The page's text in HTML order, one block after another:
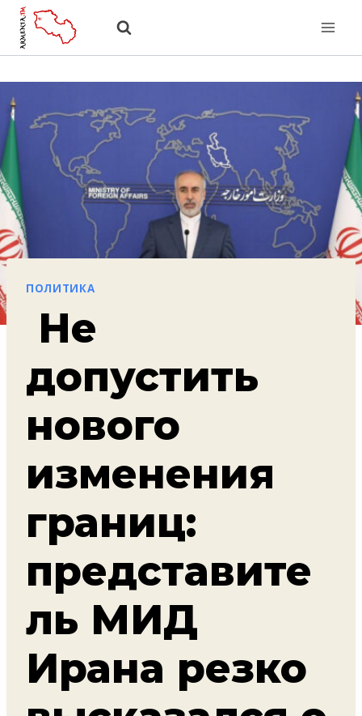
Перейти
ПОЛИТИКА
Не
допустить
нового
изменения
границ:
представите
ль МИД
Ирана резко